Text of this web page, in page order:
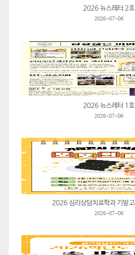
2026 뉴스레터 2호
2026-07-06
2026 뉴스레터 1호
2026-07-06
2026 심리상담치료학과 기말
2026-07-06